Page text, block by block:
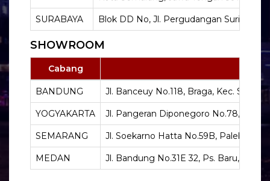
SURABAYA Blok DD No, Jl. Pergudangan Suri Mulia
SHOWROOM
Cabang
BANDUNG Jl. Banceuy No.118, Braga, Kec.
YOGYAKARTA Jl. Pangeran Diponegoro No.78,
SEMARANG Jl. Soekarno Hatta No.59B, Palebon,
MEDAN Jl. Bandung No.31E 32, Ps. Baru, Kec.